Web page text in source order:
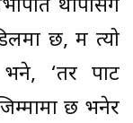
थापासँग
छ, म त्यो
‘तर पार्टी
छ भनेर